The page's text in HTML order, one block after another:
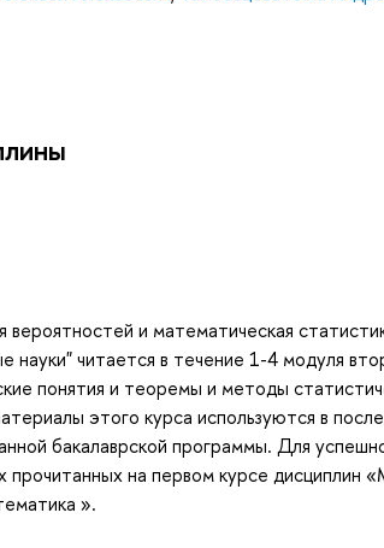
и математическая
науки" читается в течение 1-4 модуля
понятия и теоремы и методы
этого курса используются в
бакалаврской программы. Для
прочитанных на первом курсе дисциплин
».